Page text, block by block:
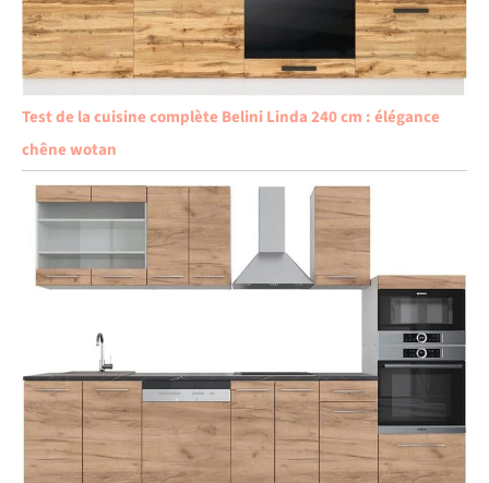
Test de la cuisine complète Belini Linda 240 cm : élégance
chêne wotan